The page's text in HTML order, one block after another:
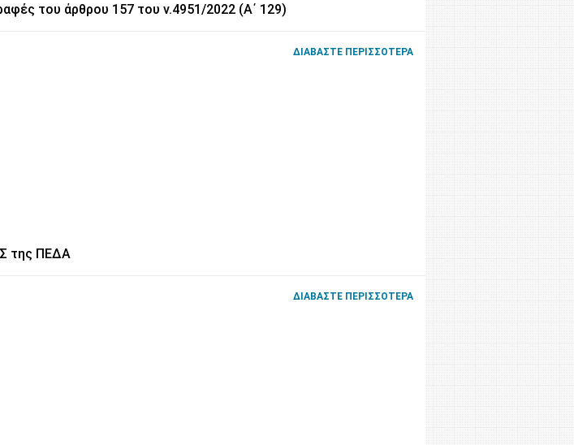
του άρθρου 157 του ν.4951/2022 (Α΄ 129)
ΔΙΑΒΆΣΤΕ ΠΕΡΙΣΣΌΤΕΡΑ
της ΠΕΔΑ
ΔΙΑΒΆΣΤΕ ΠΕΡΙΣΣΌΤΕΡΑ